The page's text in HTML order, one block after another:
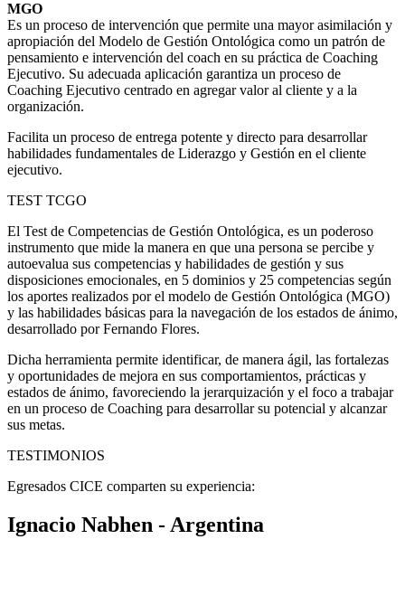
MGO
Es un proceso de intervención que permite una mayor asimilación y
apropiación del Modelo de Gestión Ontológica como un patrón de
pensamiento e intervención del coach en su práctica de Coaching
Ejecutivo. Su adecuada aplicación garantiza un proceso de
Coaching Ejecutivo centrado en agregar valor al cliente y a la
organización.
Facilita un proceso de entrega potente y directo para desarrollar
habilidades fundamentales de Liderazgo y Gestión en el cliente
ejecutivo.
TEST TCGO
El Test de Competencias de Gestión Ontológica, es un poderoso
instrumento que mide la manera en que una persona se percibe y
autoevalua sus competencias y habilidades de gestión y sus
disposiciones emocionales, en 5 dominios y 25 competencias según
los aportes realizados por el modelo de Gestión Ontológica (MGO)
y las habilidades básicas para la navegación de los estados de ánimo,
desarrollado por Fernando Flores.
Dicha herramienta permite identificar, de manera ágil, las fortalezas
y oportunidades de mejora en sus comportamientos, prácticas y
estados de ánimo, favoreciendo la jerarquización y el foco a trabajar
en un proceso de Coaching para desarrollar su potencial y alcanzar
sus metas.
TESTIMONIOS
Egresados CICE comparten su experiencia:
Ignacio Nabhen - Argentina